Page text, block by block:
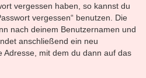
vergessen haben, so kannst du
vergessen“ benutzen. Die
nach deinem Benutzernamen und
anschließend ein neu
Adresse, mit dem du dann auf das